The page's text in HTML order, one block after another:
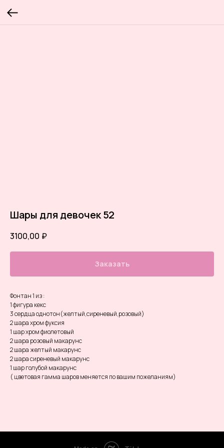
Шары для девочек 52
3100,00 ₽
Заказать
Фонтан 1 из :
1 фигура кекс
3 сердца однотон(желтый,сиреневый,розовый)
2 шара хром фуксия
1 шар хром фиолетовый
2 шара розовый макарунс
2 шара желтый макарунс
2 шара сиреневый макарунс
1 шар голубой макарунс
( цветовая гамма шаров меняется по вашим пожеланиям)